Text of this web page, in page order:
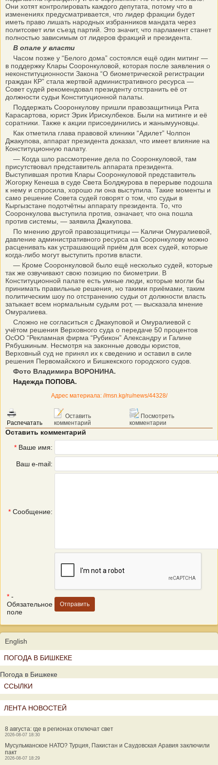
Они хотят контролировать каждого депутата, потому что в
изменениях предусматривается, что лидер фракции будет
иметь право лишать народных избранников мандата через
политсовет или съезд партий. Это значит, что парламент станет
полностью зависимым от лидеров фракций и президента.
В опале у власти
Часом позже у “Белого дома” состоялся ещё один митинг —
в поддержку Клары Сооронкуловой, которая после заявления о
неконституционности Закона “О биометрической регистрации
граждан КР” стала жертвой административного ресурса —
Совет судей рекомендовал президенту отстранить её от
должности судьи Конституционной палаты.
Поддержать Сооронкулову пришли правозащитница Рита
Карасартова, юрист Эрик Ирискулбеков. Были на митинге и её
соратники. Также к акции присоединились и жанымууновцы.
Как отметила глава правовой клиники “Адилет” Чолпон
Джакупова, аппарат президента доказал, что имеет влияние на
Конституционную палату.
— Когда шло рассмотрение дела по Сооронкуловой, там
присутствовал представитель аппарата президента.
Выступившая против Клары Сооронкуловой представитель
Жогорку Кенеша в суде Света Болджурова в перерыве подошла
к нему и спросила, хорошо ли она выступила. Такие моменты и
само решение Совета судей говорят о том, что судьи в
Кыргызстане подотчётны аппарату президента. То, что
Сооронкулова выступила против, означает, что она пошла
против системы, — заявила Джакупова.
По мнению другой правозащитницы — Каличи Омуралиевой,
давление административного ресурса на Сооронкулову можно
расценивать как устрашающий приём для всех судей, которые
когда-либо могут выступить против власти.
— Кроме Сооронкуловой было ещё несколько судей, которые
так же озвучивают свою позицию по биометрии. В
Конституционной палате есть умные люди, которые могли бы
принимать правильные решения, но такими приёмами, таким
политическим шоу по отстранению судьи от должности власть
затыкает всем нормальным судьям рот, — высказала мнение
Омуралиева.
Сложно не согласиться с Джакуповой и Омуралиевой с
учётом решения Верховного суда о передаче 50 процентов
ОсОО “Рекламная фирма “Рубикон” Александру и Галине
Рябушкиным. Несмотря на законные доводы юристов,
Верховный суд не принял их к сведению и оставил в силе
решения Первомайского и Бишкекского городского судов.
Фото Владимира ВОРОНИНА.
Надежда ПОПОВА.
Адрес материала: //msn.kg/ru/news/44328/
Распечатать
Оставить
комментарий
Посмотреть
комментарии
Оставить комментарий
* Ваше имя:
Ваш e-mail:
* Сообщение:
* -
Обязательное
поле
English
ПОГОДА В БИШКЕКЕ
Погода в Бишкеке
ССЫЛКИ
ЛЕНТА НОВОСТЕЙ
8 августа: где в регионах отключат свет
2026-08-07 18:30
Мусульманское НАТО? Турция, Пакистан и Саудовская Аравия заключили
пакт
2026-08-07 18:29